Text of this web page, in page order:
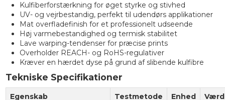
Kulfiberforstærkning for øget styrke og stivhed
UV- og vejrbestandig, perfekt til udendørs applikationer
Mat overfladefinish for et professionelt udseende
Høj varmebestandighed og termisk stabilitet
Lave warping-tendenser for præcise prints
Overholder REACH- og RoHS-regulativer
Kræver en hærdet dyse på grund af slibende kulfibre
Tekniske Specifikationer
Egenskab Testmetode Enhed